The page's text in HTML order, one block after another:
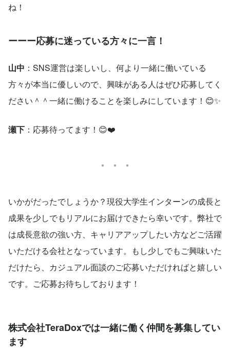
ね！
ーーー応募に迷っている方々に一言！
山中 ：SNS運営は楽しいし、何より一緒に働いている
方々が本当に優しいので、興味がある人はぜひ応募してく
ださい＾＾一緒に働けることを楽しみにしています！😊✨
瀬下 ：応募待ってます！😊❤️
いかがだったでしょうか？現役大学生インターンの成長と
成果を少しでもリアルにお届けできたら幸いです。弊社で
は成長意欲の強い方、キャリアアップしたい方などご活躍
いただける会社となっています。もし少しでもご興味いた
だけたら、カジュアル面談のご応募いただければと嬉しい
です。ご応募お待ちしております！
株式会社TeraDoxでは一緒に働く仲間を募集してい
ます